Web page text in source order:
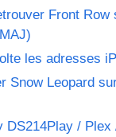
Front Row
les adresses iP
Snow Leopard
DS214Play / Plex